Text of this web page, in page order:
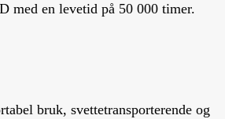
med en levetid på 50 000 timer.
bruk, svettetransporterende og